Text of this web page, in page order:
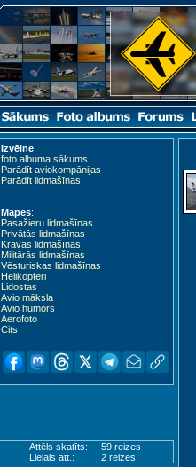
Izvēlne:
foto albuma sākums
Parādīt aviokompānijas
Parādīt lidmašīnas
Mapes:
Pasažieru lidmašīnas
Privātās lidmašīnas
Kravas lidmašīnas
Militārās lidmašīnas
Vēsturiskas lidmašīnas
Helikopteri
Lidostas
Avio māksla
Avio humors
Aerofoto
Cits
Attēls skatīts:
59 reizes
Lielais att.:
2 reizes